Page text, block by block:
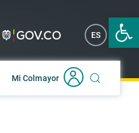
Abrir
ES EN
Mi Colmayor